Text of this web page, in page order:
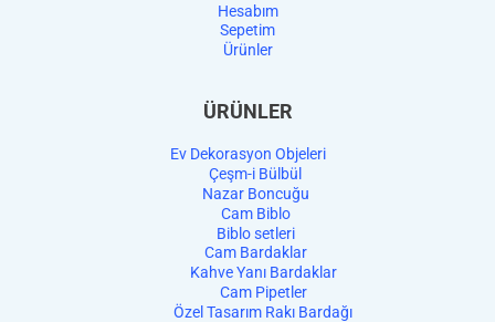
Hesabım
Sepetim
Ürünler
ÜRÜNLER
Ev Dekorasyon Objeleri
Çeşm-i Bülbül
Nazar Boncuğu
Cam Biblo
Biblo setleri
Cam Bardaklar
Kahve Yanı Bardaklar
Cam Pipetler
Özel Tasarım Rakı Bardağı